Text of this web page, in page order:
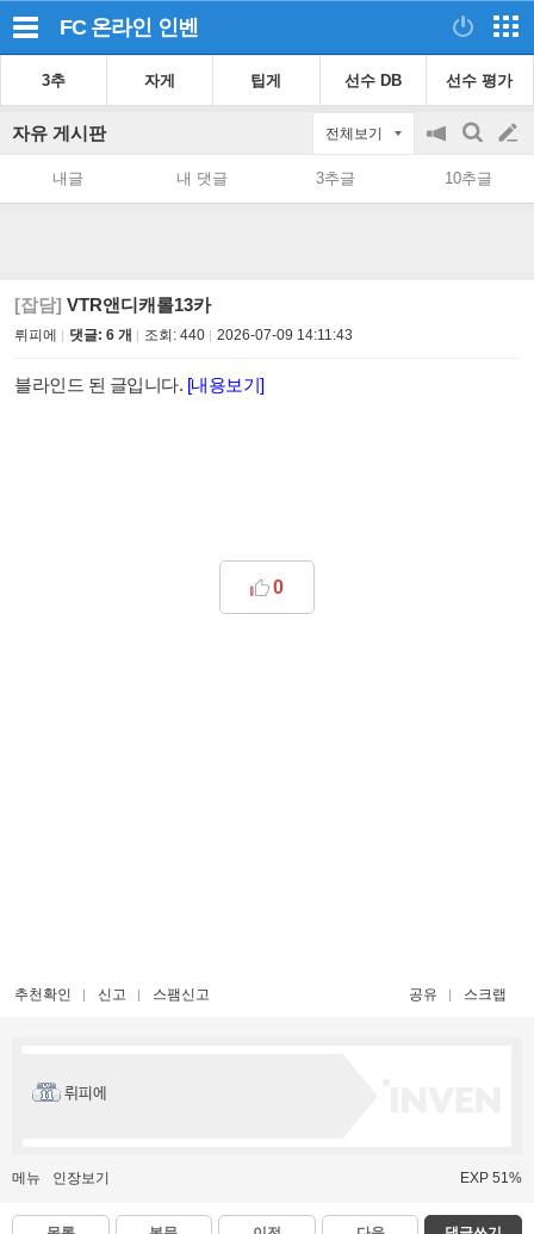
FC 온라인 인벤
3추 자게 팁게 선수 DB 선수 평가
자유 게시판 전체보기
공
지
on/off
검
색
글
쓰
내글 내 댓글 3추글 10추글
[잡담] VTR앤디캐롤13카
뤼피에 댓글: 6 개 조회: 440 2026-07-09 14:11:43
블라인드 된 글입니다. [내용보기]
0
추천확인 신고 스팸신고 공유 스크랩
뤼피에
메뉴 인장보기 EXP 51%